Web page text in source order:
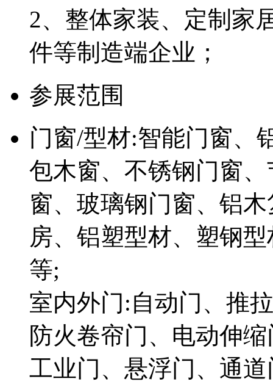
2、整体家装、定制家
件等制造端企业；
参展范围
门窗/型材:智能门窗、
包木窗、不锈钢门窗
窗、玻璃钢门窗、铝
房、铝塑型材、塑钢
等;
室内外门:自动门、推
防火卷帘门、电动伸
工业门、悬浮门、通